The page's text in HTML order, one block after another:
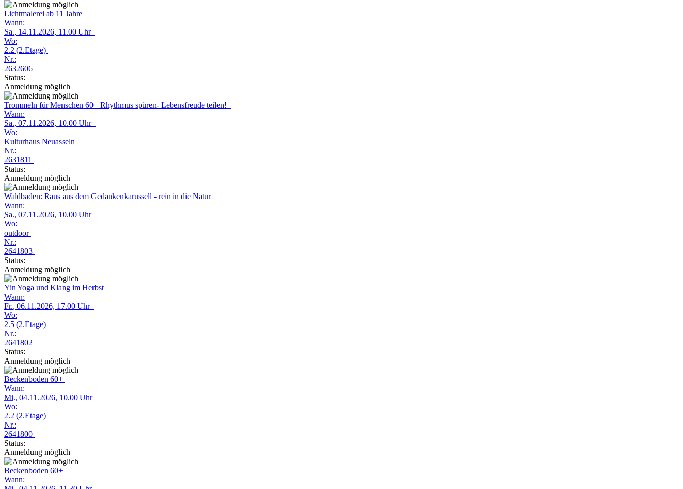
Lichtmalerei ab 11 Jahre
Wann:
Sa., 14.11.2026, 11.00 Uhr
Wo:
2.2 (2.Etage)
Nr.:
2632606
Status:
Anmeldung möglich
Trommeln für Menschen 60+ Rhythmus spüren- Lebensfreude teilen!
Wann:
Sa., 07.11.2026, 10.00 Uhr
Wo:
Kulturhaus Neuasseln
Nr.:
2631811
Status:
Anmeldung möglich
Waldbaden: Raus aus dem Gedankenkarussell - rein in die Natur
Wann:
Sa., 07.11.2026, 10.00 Uhr
Wo:
outdoor
Nr.:
2641803
Status:
Anmeldung möglich
Yin Yoga und Klang im Herbst
Wann:
Fr., 06.11.2026, 17.00 Uhr
Wo:
2.5 (2.Etage)
Nr.:
2641802
Status:
Anmeldung möglich
Beckenboden 60+
Wann:
Mi., 04.11.2026, 10.00 Uhr
Wo:
2.2 (2.Etage)
Nr.:
2641800
Status:
Anmeldung möglich
Beckenboden 60+
Wann: